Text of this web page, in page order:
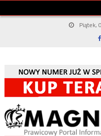
Piątek,